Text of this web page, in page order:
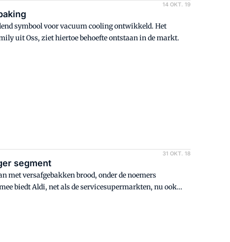
14 OKT. 19
symbool voor vacuum cooling ontwikkeld. Het
uit Oss, ziet hiertoe behoefte ontstaan in de markt.
31 OKT. 18
segment
met versafgebakken brood, onder de noemers
biedt Aldi, net als de servicesupermarkten, nu ook